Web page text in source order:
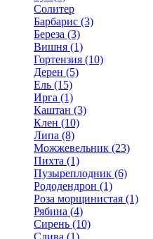
Солитер
Барбарис (3)
Береза (3)
Вишня (1)
Гортензия (10)
Дерен (5)
Ель (15)
Ирга (1)
Каштан (3)
Клен (10)
Липа (8)
Можжевельник (23)
Пихта (1)
Пузыреплодник (6)
Рододендрон (1)
Роза морщинистая (1)
Рябина (4)
Сирень (10)
Слива (1)